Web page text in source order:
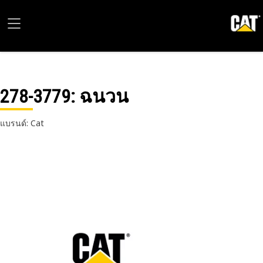
278-3779: ฉนวน
แบรนด์: Cat